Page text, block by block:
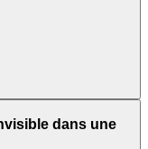
dans une